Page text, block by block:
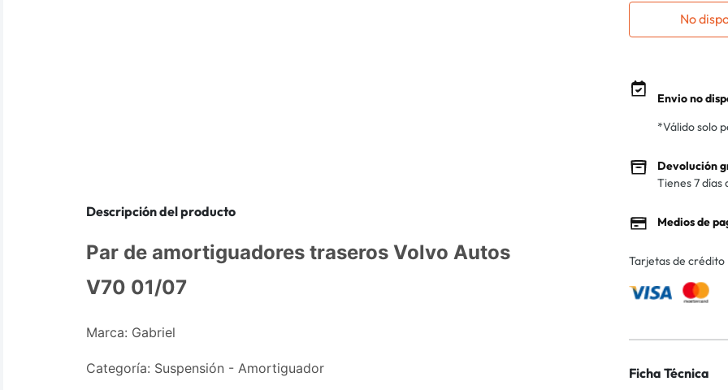
Descripción del producto
Par de amortiguadores traseros Volvo Autos
V70 01/07
Marca: Gabriel
Categoría: Suspensión - Amortiguador
No
Envio no
*Válido solo
Devolución
Tienes 7 días
Medios de
Tarjetas de crédito
Ficha Técnica